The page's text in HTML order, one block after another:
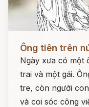
Đọc ngay
Ông tiên trên
Ngày xưa có một
trai và một gái.
tre, còn người
và coi sóc công